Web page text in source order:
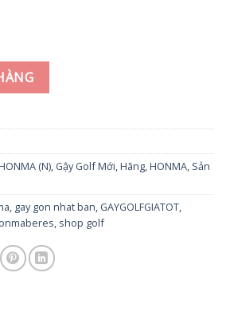
BERES 07 2 Sao [2020] số lượng
(N), Gậy Golf Mới,Hãng,HONMA, Sản
, gay gon nhat ban, GAYGOLFGIATOT,
, shop golf